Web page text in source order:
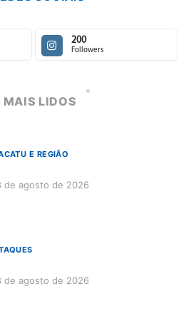
200
Followers
MAIS LIDOS
E REGIÃO
de agosto de 2026
de agosto de 2026